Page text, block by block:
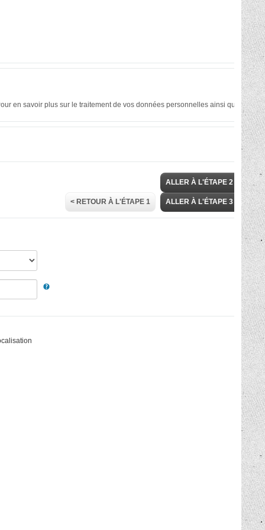
en savoir plus sur le traitement de vos données personnelles ainsi que
ALLER À L'ÉTAPE 2 >
ALLER À L'ÉTAPE 3 >
< RETOUR À L'ÉTAPE 1